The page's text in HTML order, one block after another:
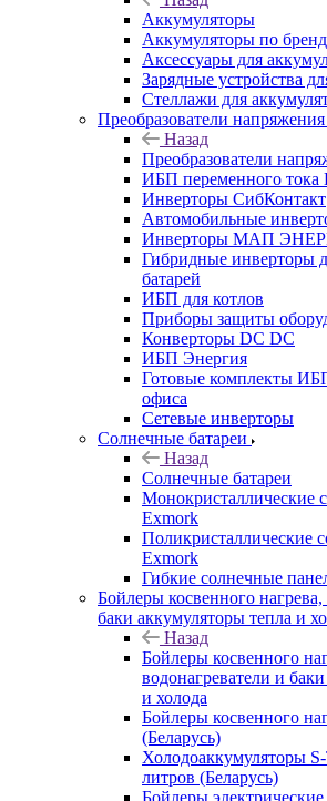
Аккумуляторы
Аккумуляторы по
Аксессуары для
Зарядные устройства
Стеллажи для
Преобразователи напряжения
Назад
Преобразователи
ИБП переменного
Инверторы СибКонтакт
Автомобильные
Инверторы МАП
Гибридные инверторы
батарей
ИБП для котлов
Приборы защиты
Конверторы DC DC
ИБП Энергия
Готовые комплекты
офиса
Сетевые инверторы
Солнечные батареи
Назад
Солнечные батареи
Монокристаллические
Exmork
Поликристаллические
Exmork
Гибкие солнечные
Бойлеры косвенного нагрева,
баки аккумуляторы тепла и
Назад
Бойлеры косвенного
водонагреватели и
и холода
Бойлеры косвенного
(Беларусь)
Холодоаккумуляторы
литров (Беларусь)
Бойлеры электрические